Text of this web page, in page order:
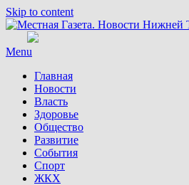
Skip to content
Menu
Главная
Новости
Власть
Здоровье
Общество
Развитие
События
Спорт
ЖКХ